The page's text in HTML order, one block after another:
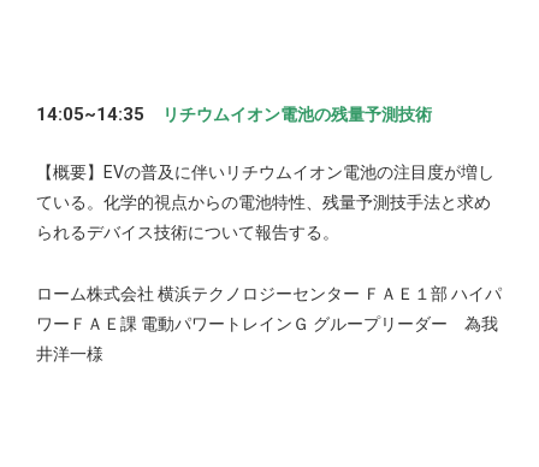
14:05~14:35 リチウムイオン電池の残量予測技術
【概要】EVの普及に伴いリチウムイオン電池の注目度が増し
ている。化学的視点からの電池特性、残量予測技手法と求め
られるデバイス技術について報告する。
ローム株式会社 横浜テクノロジーセンター ＦＡＥ１部 ハイパ
ワーＦＡＥ課 電動パワートレインＧ グループリーダー 為我
井洋一様